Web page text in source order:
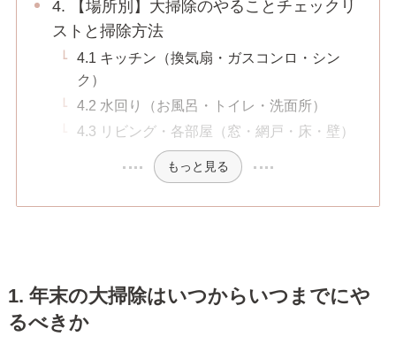
4. 【場所別】大掃除のやることチェックリ
ストと掃除方法
4.1 キッチン（換気扇・ガスコンロ・シン
ク）
4.2 水回り（お風呂・トイレ・洗面所）
4.3 リビング・各部屋（窓・網戸・床・壁）
もっと見る
1. 年末の大掃除はいつからいつまでにや
るべきか